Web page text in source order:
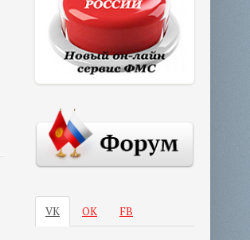
VK ОК FB